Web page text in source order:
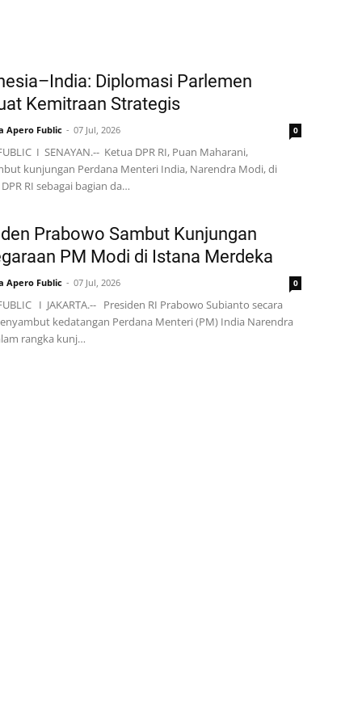
Diplomasi Parlemen
Kemitraan Strategis
Apero Fublic 07 Jul, 2026 0
I SENAYAN.-- Ketua DPR RI, Puan Maharani,
kunjungan Perdana Menteri India, Narendra Modi, di
RI sebagai bagian da…
Prabowo Sambut Kunjungan
PM Modi di Istana Merdeka
Apero Fublic 07 Jul, 2026 0
I JAKARTA.-- Presiden RI Prabowo Subianto secara
kedatangan Perdana Menteri (PM) India Narendra
rangka kunj…